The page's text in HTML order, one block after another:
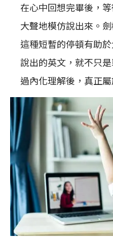
在心中回想完畢後，
大聲地模仿說出來。
這種短暫的停頓有助
說出的英文，就不只
過內化理解後，真正